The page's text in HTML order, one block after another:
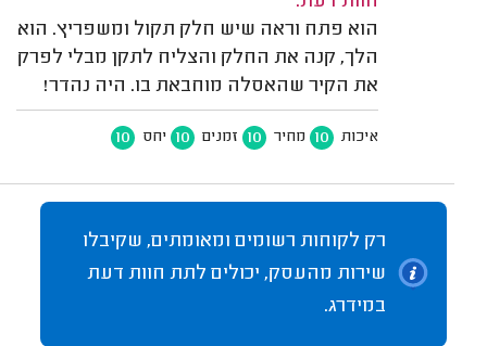
הוא פתח וראה שיש חלק תקול ומשפריץ. הוא
הלך, קנה את החלק והצליח לתקן מבלי לפרק
את הקיר שהאסלה מוחבאת בו. היה נהדר!
איכות 10 מחיר 10 זמנים 10 יחס 10
רק לקוחות רשומים ומאומתים, שקיבלו
שירות מהעסק, יכולים לתת חוות דעת
במידרג.